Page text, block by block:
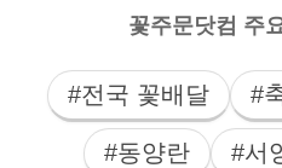
꽃주문닷컴 주
#전국 꽃배달 #
#동양란 #서